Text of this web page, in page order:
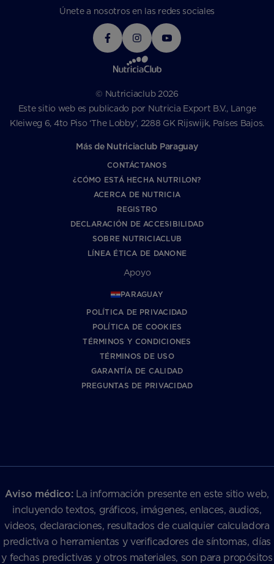
Únete a nosotros en las redes sociales
© Nutriciaclub 2026
Este sitio web es publicado por Nutricia Export B.V., Lange
Kleiweg 6, 4to Piso ‘The Lobby’, 2288 GK Rijswijk, Países Bajos.
Más de Nutriciaclub Paraguay
CONTÁCTANOS
¿CÓMO ESTÁ HECHA NUTRILON?
ACERCA DE NUTRICIA
REGISTRO
DECLARACIÓN DE ACCESIBILIDAD
SOBRE NUTRICIACLUB
LÍNEA ÉTICA DE DANONE
Apoyo
PARAGUAY
POLÍTICA DE PRIVACIDAD
POLÍTICA DE COOKIES
TÉRMINOS Y CONDICIONES
TÉRMINOS DE USO
GARANTÍA DE CALIDAD
PREGUNTAS DE PRIVACIDAD
Aviso médico:La información presente en este sitio web,
incluyendo textos, gráficos, imágenes, enlaces, audios,
videos, declaraciones, resultados de cualquier calculadora
predictiva o herramientas y verificadores de síntomas, días
y fechas predictivas y otros materiales, son para propósitos